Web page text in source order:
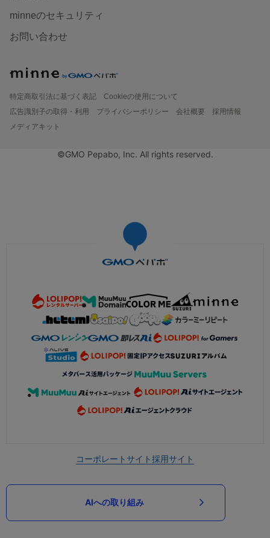
minneのセキュリティ
お問い合わせ
特定商取引法に基づく表記
Cookieの使用について
広告識別子の取得・利用
プライバシーポリシー 会社概要
採用情報
メディアキット
©GMO Pepabo, Inc. All rights reserved.
コーポレートサイト採用サイト
AIへの取り組み